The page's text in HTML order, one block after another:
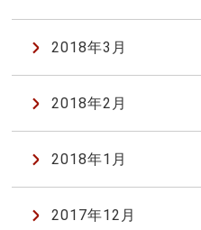
2018年3月
2018年2月
2018年1月
2017年12月